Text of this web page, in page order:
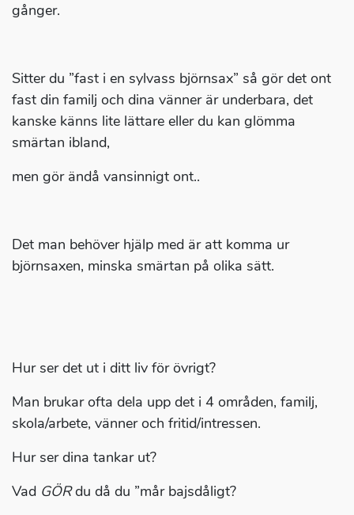
gånger.
Sitter du ”fast i en sylvass björnsax” så gör det ont
fast din familj och dina vänner är underbara, det
kanske känns lite lättare eller du kan glömma
smärtan ibland,
men gör ändå vansinnigt ont..
Det man behöver hjälp med är att komma ur
björnsaxen, minska smärtan på olika sätt.
Hur ser det ut i ditt liv för övrigt?
Man brukar ofta dela upp det i 4 områden, familj,
skola/arbete, vänner och fritid/intressen.
Hur ser dina tankar ut?
Vad GÖRdu då du ”mår bajsdåligt?